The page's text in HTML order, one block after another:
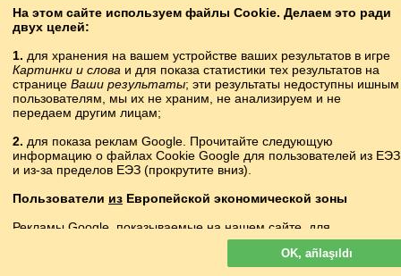
VILAMOV TELE
VYET TELE gấu
YAPON TELE 熊 クマ
YAQUT TELE эһэ
YUĞARI SORB TELE mjedźwjedź
На этом сайте используем файлы Cookie. Делаем это ради
двух целей:
1. для хранения на вашем устройстве ваших результатов в игре
Картинки и слова и для показа статистики тех результатов на
странице Ваши результаты; эти результаты недоступны ишным
пользователям, мы их не храним, не анализируем и не
передаем другим лицам;
2. для показа реклам Google. Прочитайте следующую
информацию о файлах Cookie Google для пользователей из ЕЭЗ
и из-за пределов ЕЭЗ (прокрутите вниз).
Пользователи из Европейской экономической зоны
Рекламы Google, показываемые на нашем сайте, для
персонализируются. В такой рекламе
файлы cookie не используются для персонализации объявлений,
но служат для ограничения частоты показов, подготовки сводных
OK, añlaşıldı